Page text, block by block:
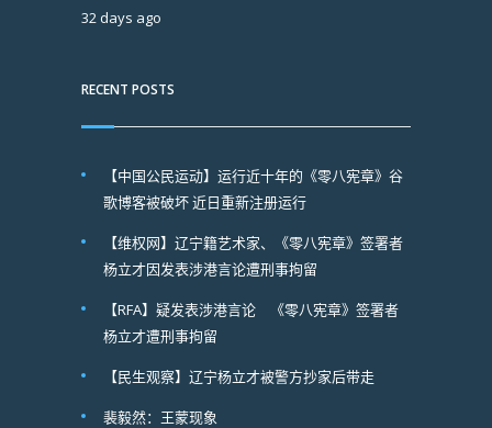
32 days ago
RECENT POSTS
【中国公民运动】运行近十年的《零八宪章》谷
歌博客被破坏 近日重新注册运行
【维权网】辽宁籍艺术家、《零八宪章》签署者
杨立才因发表涉港言论遭刑事拘留
【RFA】疑发表涉港言论 《零八宪章》签署者
杨立才遭刑事拘留
【民生观察】辽宁杨立才被警方抄家后带走
裴毅然：王蒙现象